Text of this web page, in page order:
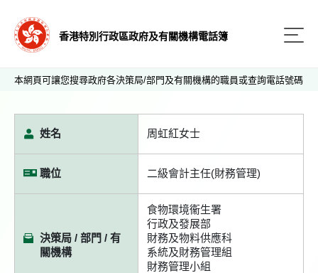
香港特別行政區政府及有關機構電話簿
本網頁可讓您搜尋政府各決策局/部門及有關機構的職員或查詢電話號碼
姓名 周虹紅女士
職位 二級會計主任(財務管理)
決策局 / 部門 / 有
關機構
食物環境衞生署
行政及發展部
財務及物料供應科
系統及財務管理組
財務管理小組